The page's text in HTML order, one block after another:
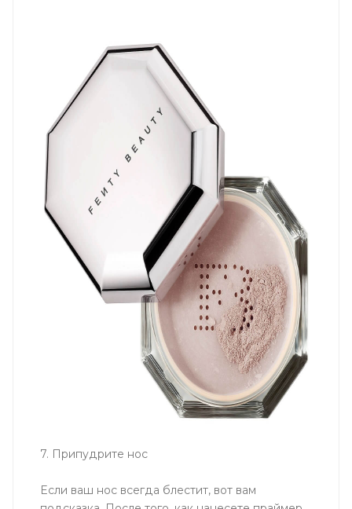
7. Припудрите нос
Если ваш нос всегда блестит, вот вам